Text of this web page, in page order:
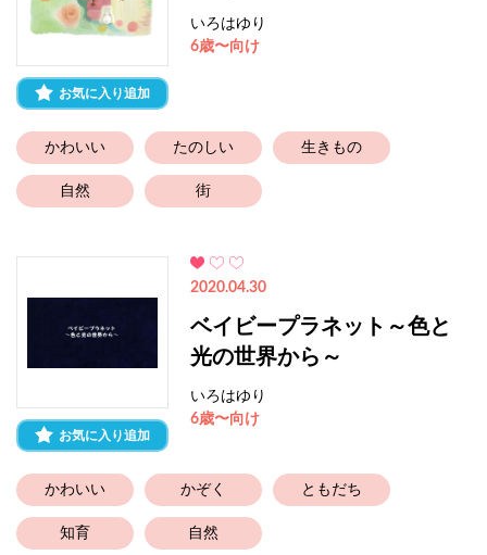
お気に入り追加
いろはゆり
6歳〜向け
かわいい たのしい 生きもの
自然 街
お気に入り追加
2020.04.30
ベイビープラネット～色と
光の世界から～
いろはゆり
6歳〜向け
かわいい かぞく ともだち
知育 自然